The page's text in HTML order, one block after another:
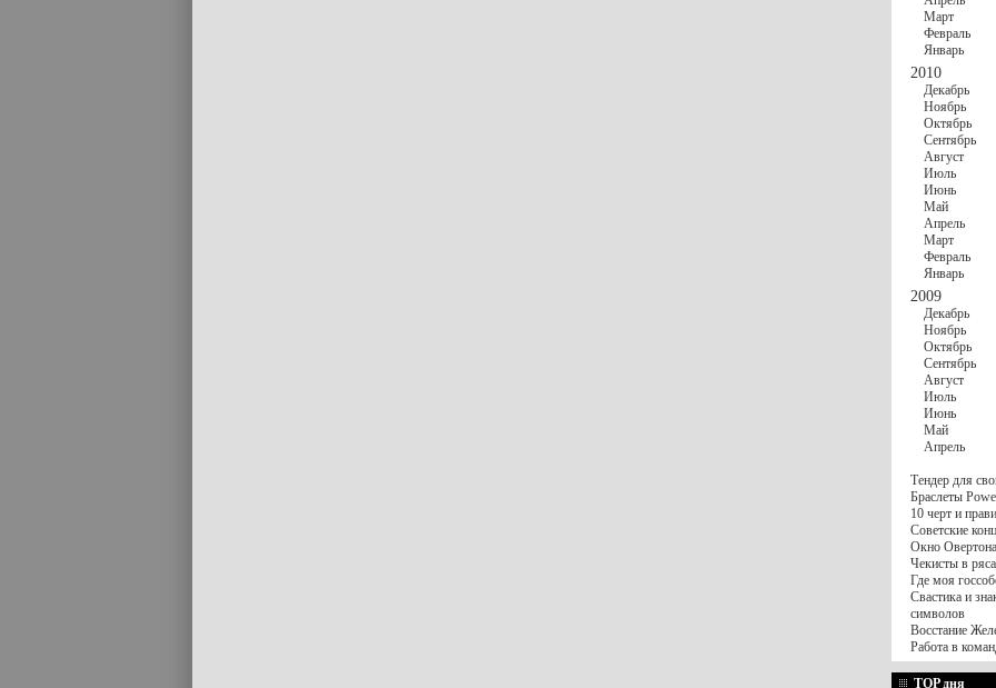
Март
Февраль
Январь
2010
Декабрь
Ноябрь
Октябрь
Сентябрь
Август
Июль
Июнь
Май
Апрель
Март
Февраль
Январь
2009
Декабрь
Ноябрь
Октябрь
Сентябрь
Август
Июль
Июнь
Май
Апрель
Тендер для
Браслеты
10 черт и
Советские
Окно
Чекисты в
Где моя
Свастика и
символов
Восстание
Работа в
TOP дня